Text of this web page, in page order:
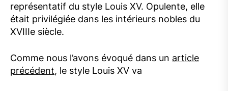
représentatif du style Louis XV. Opulente, elle
était privilégiée dans les intérieurs nobles du
XVIIIe siècle.
Comme nous l’avons évoqué dans un article
précédent, le style Louis XV va